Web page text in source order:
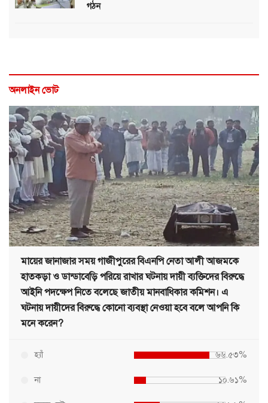
গঠন
অনলাইন ভোট
মায়ের জানাজার সময় গাজীপুরের বিএনপি নেতা আলী আজমকে
হাতকড়া ও ডান্ডাবেড়ি পরিয়ে রাখার ঘটনায় দায়ী ব্যক্তিদের বিরুদ্ধে
আইনি পদক্ষেপ নিতে বলেছে জাতীয় মানবাধিকার কমিশন। এ
ঘটনায় দায়ীদের বিরুদ্ধে কোনো ব্যবস্থা নেওয়া হবে বলে আপনি কি
মনে করেন?
হ্যাঁ ৬৬.৫৩%
না ১০.৬১%